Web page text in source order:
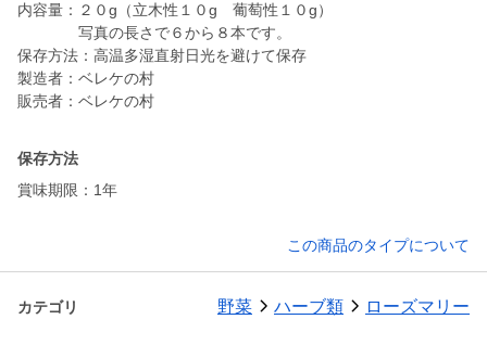
内容量：２０g（立木性１０g 葡萄性１０g）
写真の長さで６から８本です。
保存方法：高温多湿直射日光を避けて保存
製造者：ベレケの村
販売者：ベレケの村
保存方法
賞味期限：1年
この商品のタイプについて
カテゴリ 野菜 ハーブ類 ローズマリー